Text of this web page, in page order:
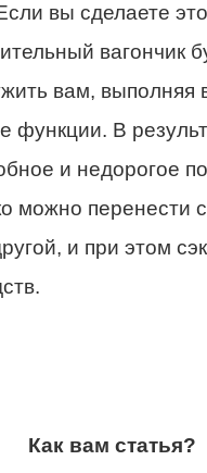
вы сделаете
вагончик
вам, выполняя
функции. В
и недорогое
можно перенести
и при этом
Как вам статья?